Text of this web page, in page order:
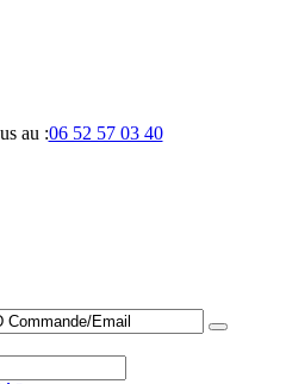
au :06 52 57 03 40